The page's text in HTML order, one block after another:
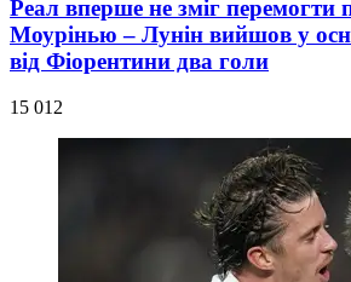
Реал вперше не зміг перемогти
Моурінью – Лунін вийшов у
від Фіорентини два голи
15 012